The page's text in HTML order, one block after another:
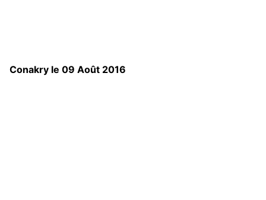
Conakry le 09 Août 2016